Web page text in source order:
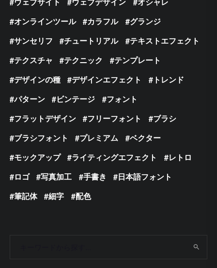
オンラインツール
カラフル
グランジ
サンセリフ
チュートリアル
テキストエフェクト
テクスチャ
テクニック
テンプレート
デザインの種
デザインエフェクト
トレンド
パターン
ビンテージ
フォント
フラットデザイン
フリーフォント
ブラシ
ブラシフォント
プレミアム
ベクター
モックアップ
ライティングエフェクト
レトロ
ロゴ
写真加工 手書き
日本語フォント
筆記体
細字 配色